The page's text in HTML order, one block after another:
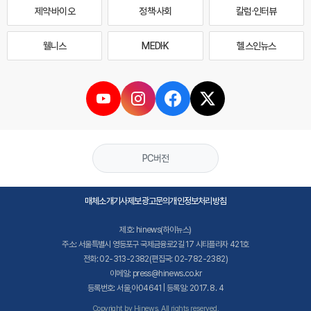
제약·바이오 정책·사회 칼럼·인터뷰
웰니스 MEDI·K 헬스인뉴스
PC버전
매체소개기사제보광고문의개인정보처리방침
제호: hinews(하이뉴스)
주소: 서울특별시 영등포구 국제금융로2길 17 시티플라자 421호
전화: 02-313-2382(편집국: 02-782-2382)
이메일: press@hinews.co.kr
등록번호: 서울,아04641 | 등록일: 2017. 8. 4
Copyright by Hinews. All rights reserved.